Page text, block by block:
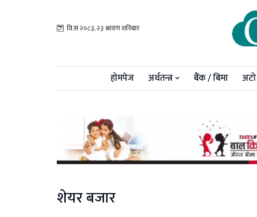
वि.सं २०८३, २३ श्रावण शनिबार
होमपेज अर्थतन्त्र बैंक / बिमा अटो
शेयर बजार